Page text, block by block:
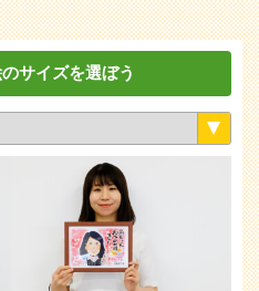
サイズを選ぼう